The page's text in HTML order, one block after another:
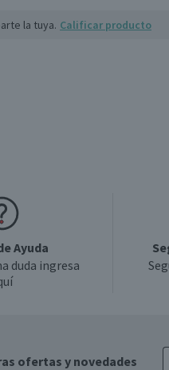
la tuya. Calificar producto
Ayuda
duda ingresa
ofertas y novedades